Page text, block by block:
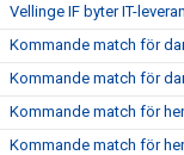
Vellinge IF byter IT-
Kommande match för
Kommande match för
Kommande match för
Kommande match för